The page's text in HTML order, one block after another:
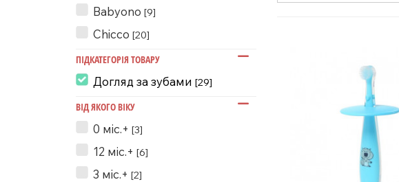
Babyono [9]
Chicco [20]
ПІДКАТЕГОРІЯ ТОВАРУ
Догляд за зубами [29]
ВІД ЯКОГО ВІКУ
0 міс.+ [3]
12 міс.+ [6]
3 міс.+ [2]